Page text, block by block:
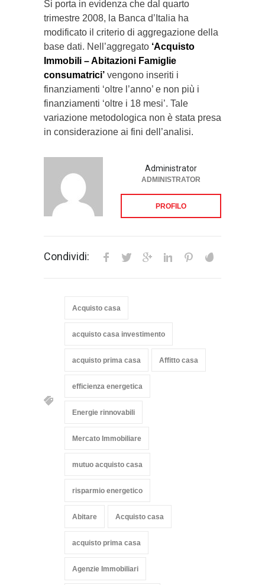
Si porta in evidenza che dal quarto
trimestre 2008, la Banca d’Italia ha
modificato il criterio di aggregazione della
base dati. Nell’aggregato ‘Acquisto
Immobili – Abitazioni Famiglie
consumatrici’ vengono inseriti i
finanziamenti ‘oltre l’anno’ e non più i
finanziamenti ‘oltre i 18 mesi’. Tale
variazione metodologica non è stata presa
in considerazione ai fini dell’analisi.
Administrator
ADMINISTRATOR
PROFILO
Condividi:
Acquisto casa
acquisto casa investimento
acquisto prima casa Affitto casa
efficienza energetica
Energie rinnovabili
Mercato Immobiliare
mutuo acquisto casa
risparmio energetico
Abitare Acquisto casa
acquisto prima casa
Agenzie Immobiliari